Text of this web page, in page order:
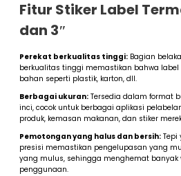
Fitur Stiker Label
dan 3″
Perekat berkualitas tinggi: Bagian
berkualitas tinggi memastikan bahwa
bahan seperti plastik, karton, dll.
Berbagai ukuran: Tersedia dalam format
inci, cocok untuk berbagai aplikasi
produk, kemasan makanan, dan stiker
Pemotongan yang halus dan bersih: Tepi
presisi memastikan pengelupasan yang
yang mulus, sehingga menghemat banyak
penggunaan.